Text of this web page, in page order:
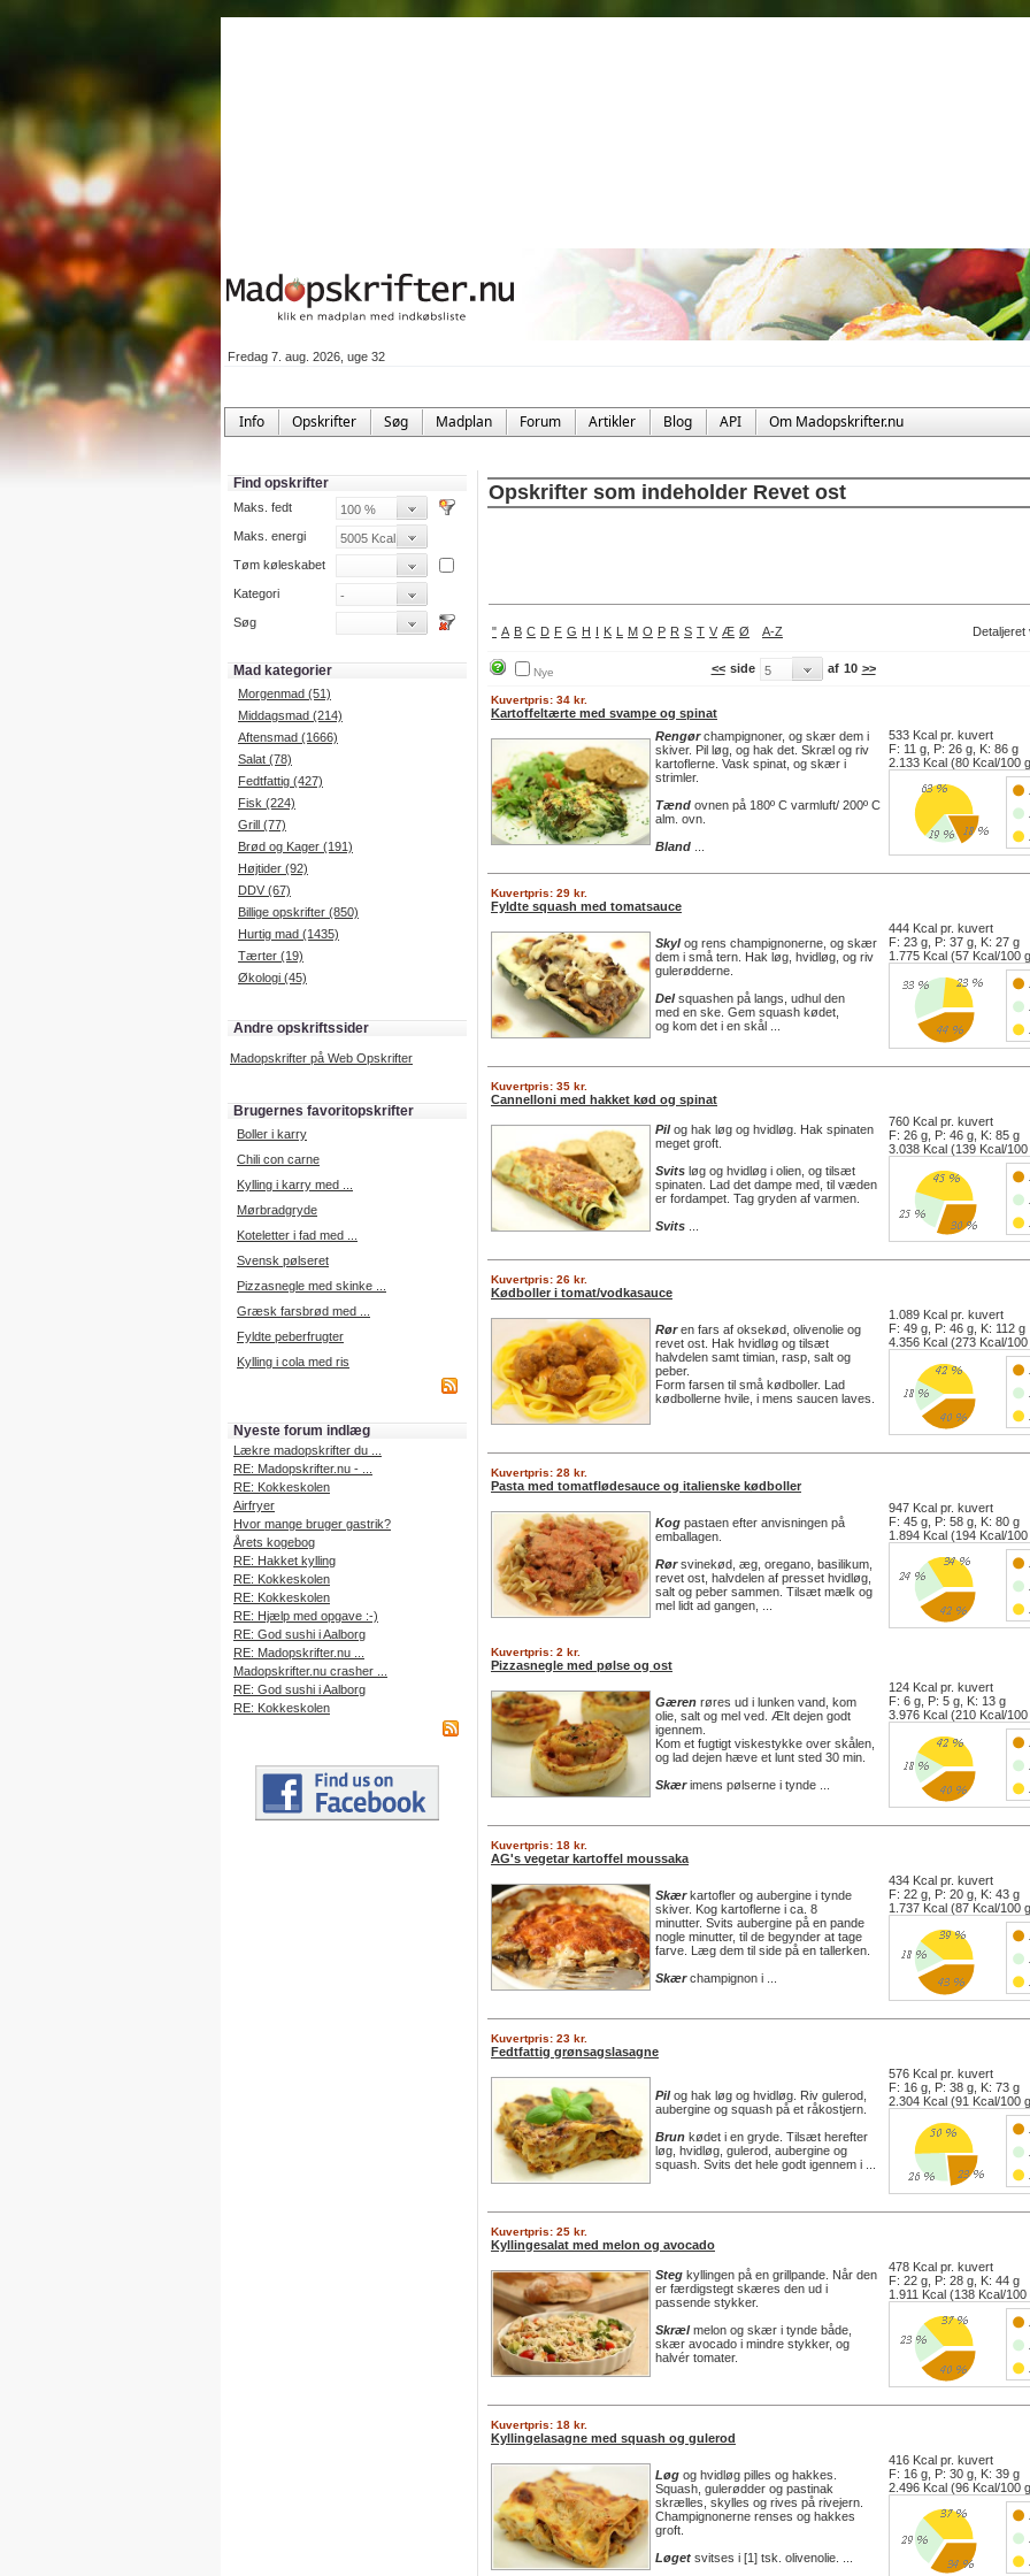
Fredag 7. aug. 2026, uge 32
Info Opskrifter Søg Madplan Forum Artikler Blog API Om Madopskrifter.nu
Find opskrifter
Maks. fedt
Maks. energi
Tøm køleskabet
Kategori
Søg
Mad kategorier
Morgenmad (51)
Middagsmad (214)
Aftensmad (1666)
Salat (78)
Fedtfattig (427)
Fisk (224)
Grill (77)
Brød og Kager (191)
Højtider (92)
DDV (67)
Billige opskrifter (850)
Hurtig mad (1435)
Tærter (19)
Økologi (45)
Andre opskriftssider
Madopskrifter på Web Opskrifter
Brugernes favoritopskrifter
Boller i karry
Chili con carne
Kylling i karry med ...
Mørbradgryde
Koteletter i fad med ...
Svensk pølseret
Pizzasnegle med skinke ...
Græsk farsbrød med ...
Fyldte peberfrugter
Kylling i cola med ris
Nyeste forum indlæg
Lækre madopskrifter du ...
RE: Madopskrifter.nu - ...
RE: Kokkeskolen
Airfryer
Hvor mange bruger gastrik?
Årets kogebog
RE: Hakket kylling
RE: Kokkeskolen
RE: Kokkeskolen
RE: Hjælp med opgave :-)
RE: God sushi i Aalborg
RE: Madopskrifter.nu ...
Madopskrifter.nu crasher ...
RE: God sushi i Aalborg
RE: Kokkeskolen
Opskrifter som indeholder Revet ost
" A B C D F G H I K L M O P R S T V Æ Ø A-Z Detaljeret
Nye << side af 10 >>
Kuvertpris: 34 kr.
Kartoffeltærte med svampe og spinat
Rengørchampignoner, og skær dem i
skiver. Pil løg, og hak det. Skræl og riv
kartoflerne. Vask spinat, og skær i
strimler.
Tænd ovnen på 180º C varmluft/ 200º C
alm. ovn.
Bland
533 Kcal pr. kuvert
F: 11 g, P: 26 g, K: 86 g
2.133 Kcal (80 Kcal/100
Kuvertpris: 29 kr.
Fyldte squash med tomatsauce
Skylog rens champignonerne, og skær
dem i små tern. Hak løg, hvidløg, og riv
gulerødderne.
Delsquashen på langs, udhul den
med en ske. Gem squash kødet,
og kom det i en skål ...
444 Kcal pr. kuvert
F: 23 g, P: 37 g, K: 27 g
1.775 Kcal (57 Kcal/100
Kuvertpris: 35 kr.
Cannelloni med hakket kød og spinat
Pilog hak løg og hvidløg. Hak spinaten
meget groft.
Svits løg og hvidløg i olien, og tilsæt
spinaten. Lad det dampe med, til væden
er fordampet. Tag gryden af varmen.
Svits
760 Kcal pr. kuvert
F: 26 g, P: 46 g, K: 85 g
3.038 Kcal (139 Kcal/100
Kuvertpris: 26 kr.
Kødboller i tomat/vodkasauce
Røren fars af oksekød, olivenolie og
revet ost. Hak hvidløg og tilsæt
halvdelen samt timian, rasp, salt og
peber.
Form farsen til små kødboller. Lad
kødbollerne hvile, i mens saucen laves.
1.089 Kcal pr. kuvert
F: 49 g, P: 46 g, K: 112 g
4.356 Kcal (273 Kcal/100
Kuvertpris: 28 kr.
Pasta med tomatflødesauce og italienske kødboller
Kog pastaen efter anvisningen på
emballagen.
Rørsvinekød, æg, oregano, basilikum,
revet ost, halvdelen af presset hvidløg,
salt og peber sammen. Tilsæt mælk og
mel lidt ad gangen, ...
947 Kcal pr. kuvert
F: 45 g, P: 58 g, K: 80 g
1.894 Kcal (194 Kcal/100
Kuvertpris: 2 kr.
Pizzasnegle med pølse og ost
Gæren røres ud i lunken vand, kom
olie, salt og mel ved. Ælt dejen godt
igennem.
Kom et fugtigt viskestykke over skålen,
og lad dejen hæve et lunt sted 30 min.
Skærimens pølserne i tynde ...
124 Kcal pr. kuvert
F: 6 g, P: 5 g, K: 13 g
3.976 Kcal (210 Kcal/100
Kuvertpris: 18 kr.
AG's vegetar kartoffel moussaka
Skærkartofler og aubergine i tynde
skiver. Kog kartoflerne i ca. 8
minutter. Svits aubergine på en pande
nogle minutter, til de begynder at tage
farve. Læg dem til side på en tallerken.
Skærchampignon i ...
434 Kcal pr. kuvert
F: 22 g, P: 20 g, K: 43 g
1.737 Kcal (87 Kcal/100
Kuvertpris: 23 kr.
Fedtfattig grønsagslasagne
Pilog hak løg og hvidløg. Riv gulerod,
aubergine og squash på et råkostjern.
Brun kødet i en gryde. Tilsæt herefter
løg, hvidløg, gulerod, aubergine og
squash. Svits det hele godt igennem i ...
576 Kcal pr. kuvert
F: 16 g, P: 38 g, K: 73 g
2.304 Kcal (91 Kcal/100
Kuvertpris: 25 kr.
Kyllingesalat med melon og avocado
Steg kyllingen på en grillpande. Når den
er færdigstegt skæres den ud i
passende stykker.
Skrælmelon og skær i tynde både,
skær avocado i mindre stykker, og
halvér tomater.
478 Kcal pr. kuvert
F: 22 g, P: 28 g, K: 44 g
1.911 Kcal (138 Kcal/100
Kuvertpris: 18 kr.
Kyllingelasagne med squash og gulerod
Løg og hvidløg pilles og hakkes.
Squash, gulerødder og pastinak
skrælles, skylles og rives på rivejern.
Champignonerne renses og hakkes
groft.
Løget svitses i [1] tsk. olivenolie. ...
416 Kcal pr. kuvert
F: 16 g, P: 30 g, K: 39 g
2.496 Kcal (96 Kcal/100